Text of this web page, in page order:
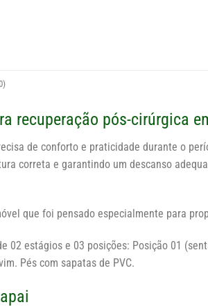
recuperação pós-cirúrgica
de conforto e praticidade durante o
correta e garantindo um descanso
que foi pensado especialmente para
02 estágios e 03 posições: Posição 01
Pés com sapatas de PVC.